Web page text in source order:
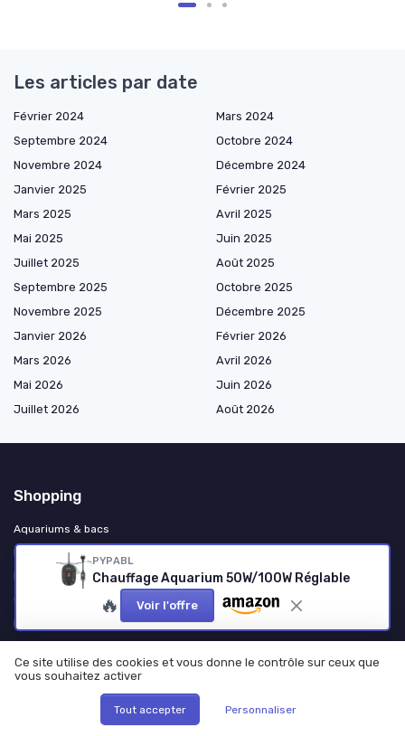
PYPABL
Chauffage Aquarium 50W/100W Réglable
🔥 Voir l'offre
Les articles par date
Février 2024
Mars 2024
Septembre 2024
Octobre 2024
Novembre 2024
Décembre 2024
Janvier 2025
Février 2025
Mars 2025
Avril 2025
Mai 2025
Juin 2025
Juillet 2025
Août 2025
Septembre 2025
Octobre 2025
Novembre 2025
Décembre 2025
Janvier 2026
Février 2026
Mars 2026
Avril 2026
Mai 2026
Juin 2026
Juillet 2026
Août 2026
Shopping
Aquariums & bacs
Filtration & circulation
Éclairage & électricité
Chauffage & refroidissement
Décoration & substrats
Alimentation & nutrition
Conditionneurs & traitements de l’eau
Ce site utilise des cookies et vous donne le contrôle sur ceux que
vous souhaitez activer
Tout accepter Personnaliser